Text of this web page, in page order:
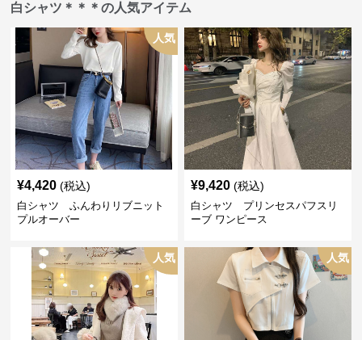
白シャツ＊＊＊の人気アイテム
人気
¥4,420 (税込)
白シャツ ふんわりリブニット
プルオーバー
¥9,420 (税込)
白シャツ プリンセスパフスリ
ーブ ワンピース
人気 人気